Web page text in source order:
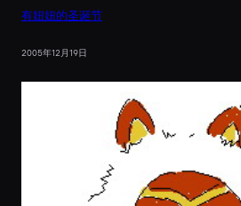
有妞妞的圣诞节
2005年12月19日